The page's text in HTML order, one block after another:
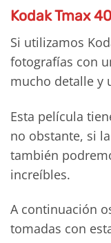
Kodak Tmax
Si utilizamos
fotografías con
mucho detalle y
Esta película
no obstante, si
también
increíbles.
A continuación
tomadas con